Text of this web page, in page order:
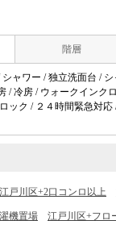
階層
ャワー / 独立洗面台 /
/ 冷房 / ウォークイン
ック / ２４時間緊急対
江戸川区+2口コンロ以上
機置場 江戸川区+フロ